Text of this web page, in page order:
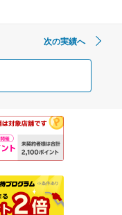
次の実績へ